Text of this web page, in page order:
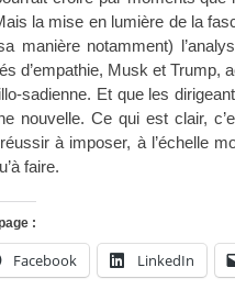
la mise en lumière de la
manière notamment)
d’empathie, Musk et Trump,
sadienne. Et que les
nouvelle. Ce qui est clair,
à imposer, à l’échelle
faire.
:
Facebook LinkedIn